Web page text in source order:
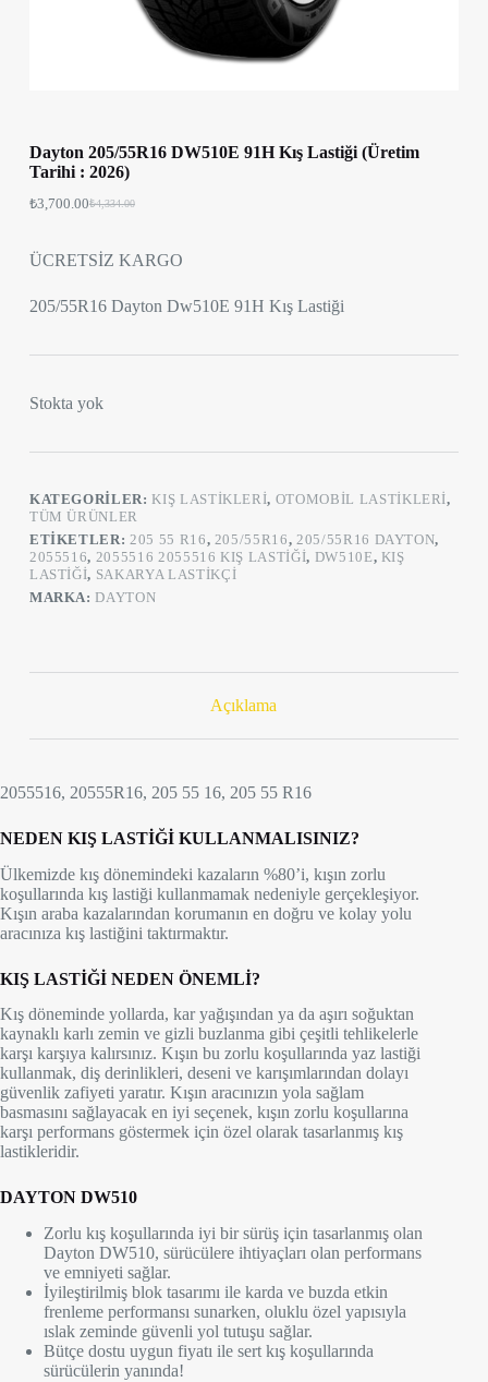
Dayton 205/55R16 DW510E 91H Kış Lastiği (Üretim
Tarihi : 2026)
₺4,334.00
₺3,700.00
ÜCRETSİZ KARGO
205/55R16 Dayton Dw510E 91H Kış Lastiği
Stokta yok
KATEGORILER:KIŞ LASTIKLERI, OTOMOBIL LASTIKLERI,
TÜM ÜRÜNLER
ETIKETLER:205 55 R16, 205/55R16,205/55R16 DAYTON,
2055516, 2055516 2055516 KIŞ LASTIĞI, DW510E, KIŞ
LASTIĞI, SAKARYA LASTIKÇI
MARKA:DAYTON
Açıklama
2055516, 20555R16, 205 55 16, 205 55 R16
NEDEN KIŞ LASTİĞİ KULLANMALISINIZ?
Ülkemizde kış dönemindeki kazaların %80’i, kışın zorlu
koşullarında kış lastiği kullanmamak nedeniyle gerçekleşiyor.
Kışın araba kazalarından korumanın en doğru ve kolay yolu
aracınıza kış lastiğini taktırmaktır.
KIŞ LASTİĞİ NEDEN ÖNEMLİ?
Kış döneminde yollarda, kar yağışından ya da aşırı soğuktan
kaynaklı karlı zemin ve gizli buzlanma gibi çeşitli tehlikelerle
karşı karşıya kalırsınız. Kışın bu zorlu koşullarında yaz lastiği
kullanmak, diş derinlikleri, deseni ve karışımlarından dolayı
güvenlik zafiyeti yaratır. Kışın aracınızın yola sağlam
basmasını sağlayacak en iyi seçenek, kışın zorlu koşullarına
karşı performans göstermek için özel olarak tasarlanmış kış
lastikleridir.
DAYTON DW510
Zorlu kış koşullarında iyi bir sürüş için tasarlanmış olan
Dayton DW510, sürücülere ihtiyaçları olan performans
ve emniyeti sağlar.
İyileştirilmiş blok tasarımı ile karda ve buzda etkin
frenleme performansı sunarken, oluklu özel yapısıyla
ıslak zeminde güvenli yol tutuşu sağlar.
Bütçe dostu uygun fiyatı ile sert kış koşullarında
sürücülerin yanında!